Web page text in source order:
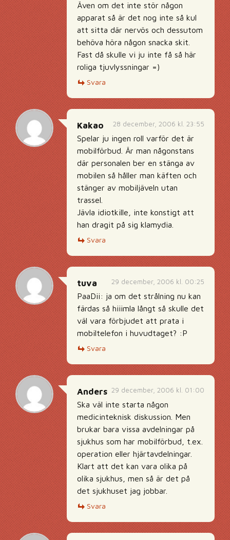
Även om det inte stör någon
apparat så är det nog inte så kul
att sitta där nervös och dessutom
behöva höra någon snacka skit.
Fast då skulle vi ju inte få så här
roliga tjuvlyssningar =)
Svara
28 december, 2006 kl. 23:55
Kakao
Spelar ju ingen roll varför det är
mobilförbud. Är man någonstans
där personalen ber en stänga av
mobilen så håller man käften och
stänger av mobiljäveln utan
trassel.
Jävla idiotkille, inte konstigt att
han dragit på sig klamydia.
Svara
29 december, 2006 kl. 00:25
tuva
PaaDii: ja om det strålning nu kan
färdas så hiiimla långt så skulle det
väl vara förbjudet att prata i
mobiltelefon i huvudtaget? :P
Svara
29 december, 2006 kl. 01:00
Anders
Ska väl inte starta någon
medicinteknisk diskussion. Men
brukar bara vissa avdelningar på
sjukhus som har mobilförbud, t.ex.
operation eller hjärtavdelningar.
Klart att det kan vara olika på
olika sjukhus, men så är det på
det sjukhuset jag jobbar.
Svara